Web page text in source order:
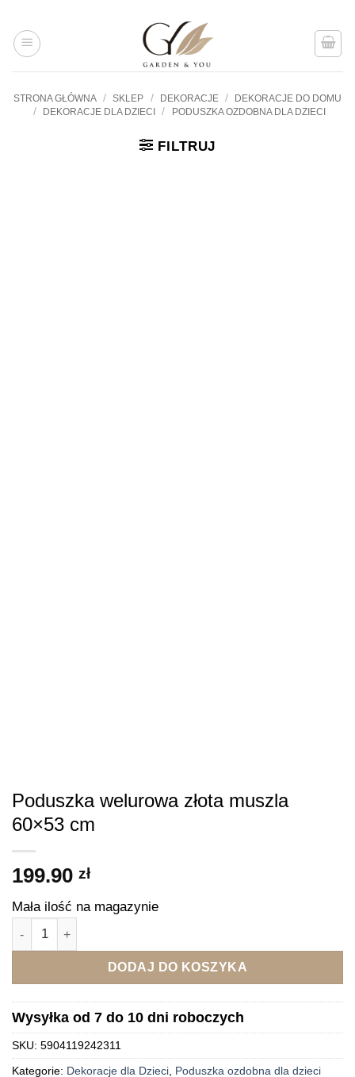
treści
STRONA GŁÓWNA / SKLEP / DEKORACJE / DEKORACJE DO DOMU
/ DEKORACJE DLA DZIECI / PODUSZKA OZDOBNA DLA DZIECI
FILTRUJ
Poduszka welurowa złota muszla
60×53 cm
199.90 zł
Mała ilość na magazynie
ilość Poduszka welurowa złota muszla 60x53 cm
DODAJ DO KOSZYKA
Wysyłka od 7 do 10 dni roboczych
SKU: 5904119242311
Kategorie: Dekoracje dla Dzieci Poduszka ozdobna dla dzieci